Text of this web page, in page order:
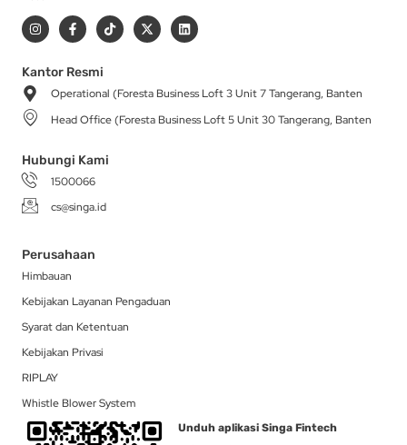
I
n
s
a
g
r
a
m
F
a
c
b
o
-
T
i
k
X
-
t
t
r
L
i
n
i
Kantor Resmi
Operational (Foresta Business Loft 3 Unit 7 Tangerang, Banten
Head Office (Foresta Business Loft 5 Unit 30 Tangerang, Banten
Hubungi Kami
1500066
cs@singa.id
Perusahaan
Himbauan
Kebijakan Layanan Pengaduan
Syarat dan Ketentuan
Kebijakan Privasi
RIPLAY
Whistle Blower System
Unduh aplikasi Singa Fintech